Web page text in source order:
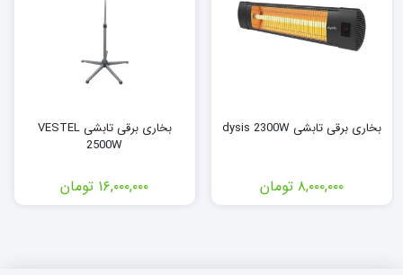
بخاری برقی تابشی dysis 2300W
۸,۰۰۰,۰۰۰ تومان
بخاری برقی تابشی VESTEL
2500W
۱۶,۰۰۰,۰۰۰ تومان